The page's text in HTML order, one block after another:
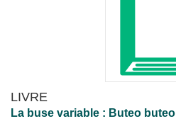
LIVRE
La buse variable : Buteo buteo